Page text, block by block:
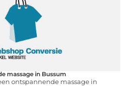
massage in Bussum
ontspannende massage in